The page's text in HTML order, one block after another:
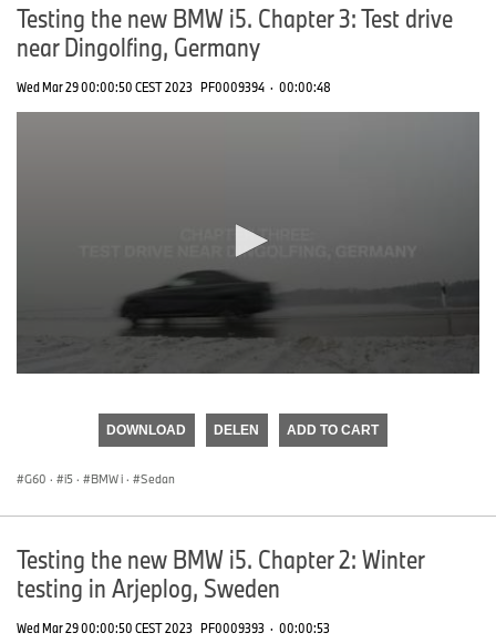
Testing the new BMW i5. Chapter 3: Test drive
near Dingolfing, Germany
Wed Mar 29 00:00:50 CEST 2023 PF0009394 · 00:00:48
DOWNLOAD DELEN ADD TO CART
G60 · i5 · BMW i · Sedan
Testing the new BMW i5. Chapter 2: Winter
testing in Arjeplog, Sweden
Wed Mar 29 00:00:50 CEST 2023 PF0009393 · 00:00:53